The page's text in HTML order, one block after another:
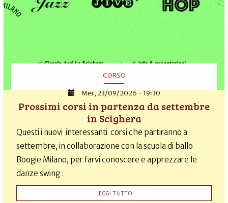
CORSO
Mer, 23/09/2026 - 19:30
Prossimi corsi in partenza da settembre
in Scighera
Questi i nuovi interessanti corsi che partiranno a
settembre, in collaborazione con la scuola di ballo
Boogie Milano, per farvi conoscere e apprezzare le
danze swing :
LEGGI TUTTO